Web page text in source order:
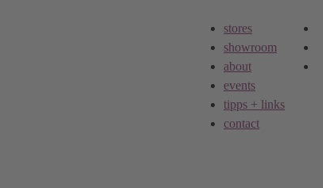
stores
showroom
about
events
tipps + links
contact